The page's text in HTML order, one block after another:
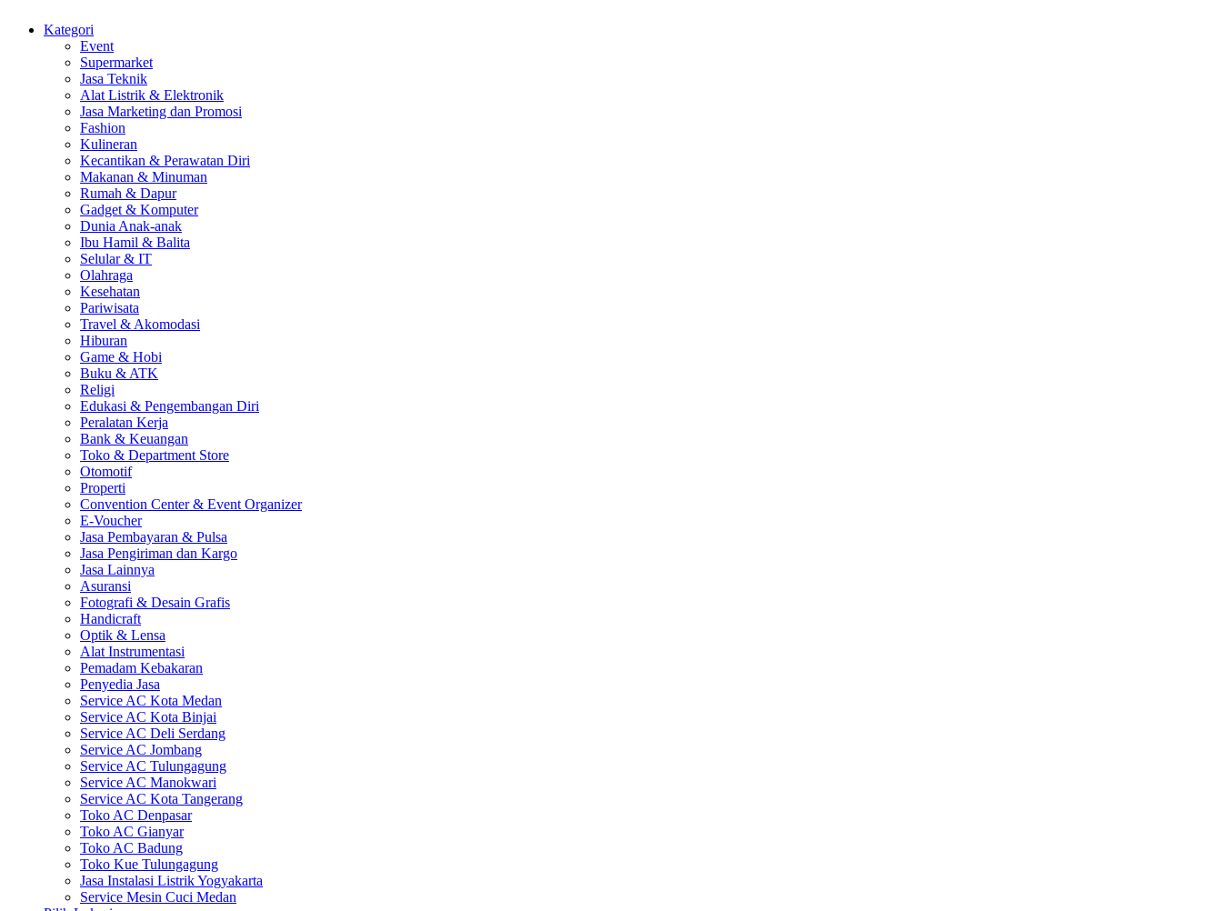
Kategori
Event
Supermarket
Jasa Teknik
Alat Listrik & Elektronik
Jasa Marketing dan Promosi
Fashion
Kulineran
Kecantikan & Perawatan Diri
Makanan & Minuman
Rumah & Dapur
Gadget & Komputer
Dunia Anak-anak
Ibu Hamil & Balita
Selular & IT
Olahraga
Kesehatan
Pariwisata
Travel & Akomodasi
Hiburan
Game & Hobi
Buku & ATK
Religi
Edukasi & Pengembangan Diri
Peralatan Kerja
Bank & Keuangan
Toko & Department Store
Otomotif
Properti
Convention Center & Event Organizer
E-Voucher
Jasa Pembayaran & Pulsa
Jasa Pengiriman dan Kargo
Jasa Lainnya
Asuransi
Fotografi & Desain Grafis
Handicraft
Optik & Lensa
Alat Instrumentasi
Pemadam Kebakaran
Penyedia Jasa
Service AC Kota Medan
Service AC Kota Binjai
Service AC Deli Serdang
Service AC Jombang
Service AC Tulungagung
Service AC Manokwari
Service AC Kota Tangerang
Toko AC Denpasar
Toko AC Gianyar
Toko AC Badung
Toko Kue Tulungagung
Jasa Instalasi Listrik Yogyakarta
Service Mesin Cuci Medan